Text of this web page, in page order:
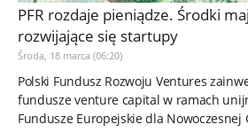
PFR rozdaje pieniądze. Środki
rozwijające się startupy
Środa, 18 marca (06:20)
Polski Fundusz Rozwoju Ventures
fundusze venture capital w ramach
Fundusze Europejskie dla Nowoczesnej